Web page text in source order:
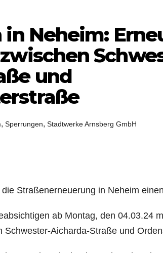
Neheim:
und
, Sperrungen, Stadtwerke Arnsberg GmbH
Straßenerneuerung in Neheim
ab Montag, den 04.03.24
Schwester-Aicharda-Straße und